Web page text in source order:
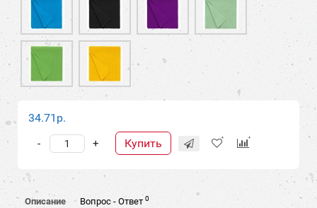
34.71р.
+
- Купить
Описание Вопрос - Ответ 0